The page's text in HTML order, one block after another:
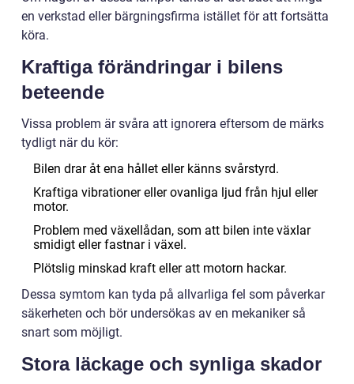
en verkstad eller bärgningsfirma istället för att fortsätta
köra.
Kraftiga förändringar i bilens
beteende
Vissa problem är svåra att ignorera eftersom de märks
tydligt när du kör:
Bilen drar åt ena hållet eller känns svårstyrd.
Kraftiga vibrationer eller ovanliga ljud från hjul eller
motor.
Problem med växellådan, som att bilen inte växlar
smidigt eller fastnar i växel.
Plötslig minskad kraft eller att motorn hackar.
Dessa symtom kan tyda på allvarliga fel som påverkar
säkerheten och bör undersökas av en mekaniker så
snart som möjligt.
Stora läckage och synliga skador